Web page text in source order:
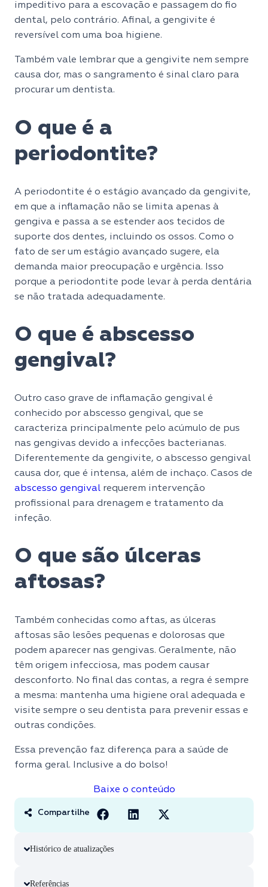
impeditivo para a escovação e passagem do fio
dental, pelo contrário. Afinal, a gengivite é
reversível com uma boa higiene.
Também vale lembrar que a gengivite nem sempre
causa dor, mas o sangramento é sinal claro para
procurar um dentista.
O que é a
periodontite?
A periodontite é o estágio avançado da gengivite,
em que a inflamação não se limita apenas à
gengiva e passa a se estender aos tecidos de
suporte dos dentes, incluindo os ossos. Como o
fato de ser um estágio avançado sugere, ela
demanda maior preocupação e urgência. Isso
porque a periodontite pode levar à perda dentária
se não tratada adequadamente.
O que é abscesso
gengival?
Outro caso grave de inflamação gengival é
conhecido por abscesso gengival, que se
caracteriza principalmente pelo acúmulo de pus
nas gengivas devido a infecções bacterianas.
Diferentemente da gengivite, o abscesso gengival
causa dor, que é intensa, além de inchaço. Casos de
abscesso gengival requerem intervenção
profissional para drenagem e tratamento da
infeção.
O que são úlceras
aftosas?
Também conhecidas como aftas, as úlceras
aftosas são lesões pequenas e dolorosas que
podem aparecer nas gengivas. Geralmente, não
têm origem infecciosa, mas podem causar
desconforto. No final das contas, a regra é sempre
a mesma: mantenha uma higiene oral adequada e
visite sempre o seu dentista para prevenir essas e
outras condições.
Essa prevenção faz diferença para a saúde de
forma geral. Inclusive a do bolso!
Baixe o conteúdo
Compartilhe
Histórico de atualizações
Referências